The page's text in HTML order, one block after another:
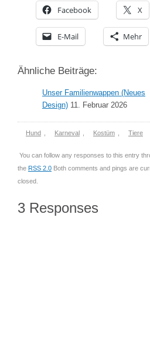
Facebook X
E-Mail Mehr
Ähnliche Beiträge:
Unser Familienwappen (Neues
Design) 11. Februar 2026
Hund Karneval Kostüm Tiere
You can follow any responses to this entry
the RSS 2.0 Both comments and pings are
closed.
3 Responses